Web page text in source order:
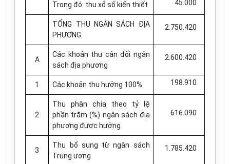
Trong đó: thu xổ số kiến thiết 45.000
TỔNG THU NGÂN SÁCH ĐỊA
PHƯƠNG
2.750.420
A
Các khoản thu cân đối ngân
sách địa phương
2.600.420
1 Các khoản thu hưởng 100% 198.910
2
Thu phân chia theo tỷ lệ
phần trăm (%) ngân sách địa
phương được hưởng
616.090
3
Thu bổ sung từ ngân sách
Trung ương
1.785.420